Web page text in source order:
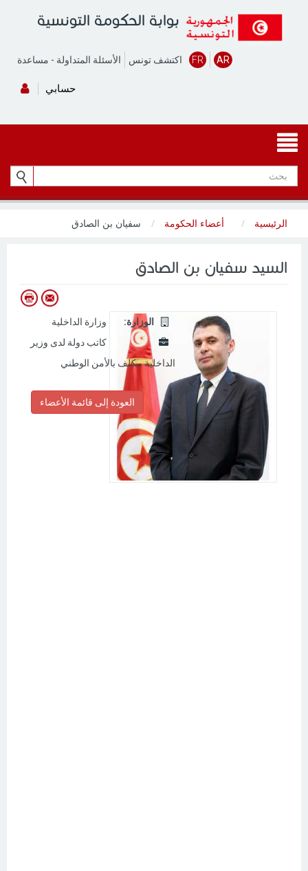
بوابة الحكومة التونسية
الأسئلة المتداولة - مساعدة اكتشف تونس FR AR
حسابي
الرئيسية أعضاء الحكومة سفيان بن الصادق
السيد سفيان بن الصادق
:الوزارة
وزارة الداخلية
كاتب دولة لدى وزير
الداخلية مكلف بالأمن الوطني
العودة إلى قائمة الأعضاء